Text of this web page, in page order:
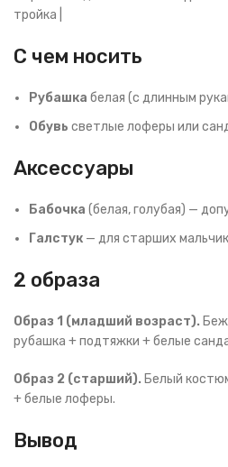
тройка |
С чем носить
Рубашка белая (с длинным
Обувь светлые лоферы или
Аксессуары
Бабочка (белая, голубая) —
Галстук — для старших
2 образа
Образ 1 (младший возраст).
рубашка + подтяжки + белые
Образ 2 (старший). Белый
+ белые лоферы.
Вывод